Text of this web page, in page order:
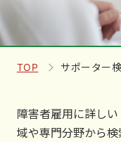
TOP サポーター
障害者雇用に詳し
域や専門分野から検